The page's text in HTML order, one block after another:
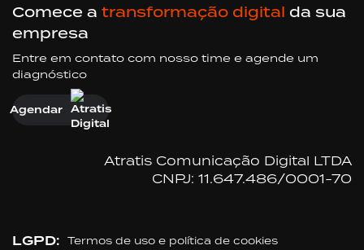
Comece a transformação digital da sua
empresa
Entre em contato com nosso time e agende um
diagnóstico
Agendar
Atratis Comunicação Digital LTDA
CNPJ: 11.647.486/0001-70
LGPD: Termos de uso e política de cookies